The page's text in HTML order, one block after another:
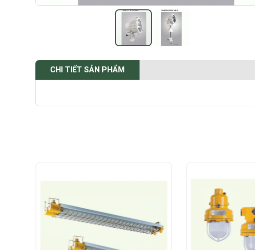
CHI TIẾT SẢN PHẨM